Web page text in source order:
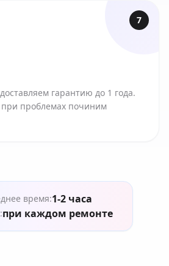
7
гарантию до 1 года.
проблемах починим
время:1-2 часа
при каждом ремонте